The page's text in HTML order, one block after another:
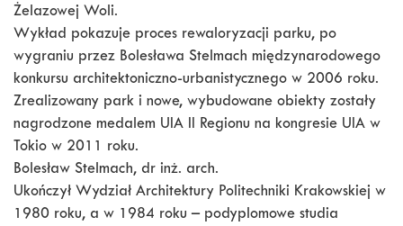
Żelazowej Woli.
Wykład pokazuje proces rewaloryzacji parku, po
wygraniu przez Bolesława Stelmach międzynarodowego
konkursu architektoniczno-urbanistycznego w 2006 roku.
Zrealizowany park i nowe, wybudowane obiekty zostały
nagrodzone medalem UIA II Regionu na kongresie UIA w
Tokio w 2011 roku.
Bolesław Stelmach, dr inż. arch.
Ukończył Wydział Architektury Politechniki Krakowskiej w
1980 roku, a w 1984 roku – podyplomowe studia